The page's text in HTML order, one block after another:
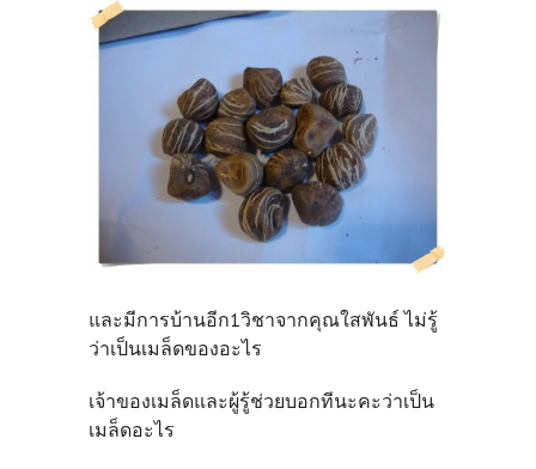
และมีการบ้านอีก1วิชาจากคุณใสพันธ์ ไม่รู้
ว่าเป็นเมล็ดของอะไร
เจ้าของเมล็ดและผู้รู้ช่วยบอกทีนะคะว่าเป็น
เมล็ดอะไร